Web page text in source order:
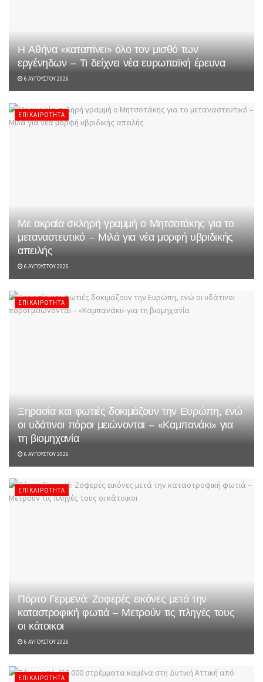
Η Αθήνα «καταπίνει» όλο τον μισθό των
εργένηδων – Τι δείχνει νέα ευρωπαϊκή έρευνα
6 ΑΥΓΟΎΣΤΟΥ 2026
ΕΠΙΚΑΙΡΌΤΗΤΑ
Με ακραία σκληρή γραμμή ο Μητσοτάκης για το
μεταναστευτικό – Μιλά για νέα μορφή υβριδικής
απειλής
6 ΑΥΓΟΎΣΤΟΥ 2026
ΕΠΙΚΑΙΡΌΤΗΤΑ
Ξηρασία και φωτιές δοκιμάζουν την Ευρώπη, ενώ
οι υδάτινοι πόροι μειώνονται – «Καμπανάκι» για
τη βιομηχανία
6 ΑΥΓΟΎΣΤΟΥ 2026
ΕΠΙΚΑΙΡΌΤΗΤΑ
Πόρτο Γερμενό: Ζοφερές εικόνες μετά την
καταστροφική φωτιά – Μετρούν τις πληγές τους
οι κάτοικοι
6 ΑΥΓΟΎΣΤΟΥ 2026
ΕΠΙΚΑΙΡΌΤΗΤΑ